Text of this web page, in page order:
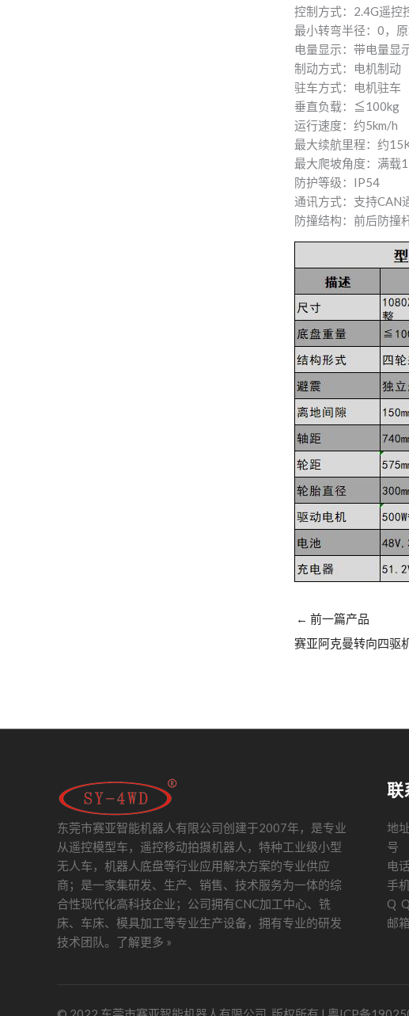
控制方式：2.4G遥控
最小转弯半径：0，
电量显示：带电量显
制动方式：电机制动
驻车方式：电机驻车
垂直负载：≦100kg
运行速度：约5km/h
最大续航里程：约
最大爬坡角度：满载
防护等级：IP54
通讯方式：支持CAN
防撞结构：前后防撞
← 前一篇产品
赛亚阿克曼转向四驱
东莞市赛亚智能机器人有限公司创建于2007年，是专业
从遥控模型车，遥控移动拍摄机器人，特种工业级小型
无人车，机器人底盘等行业应用解决方案的专业供应
商；是一家集研发、生产、销售、技术服务为一体的综
合性现代化高科技企业；公司拥有CNC加工中心、铣
床、车床、模具加工等专业生产设备，拥有专业的研发
技术团队。 了解更多 »
联
地
号
电
手
Q
邮